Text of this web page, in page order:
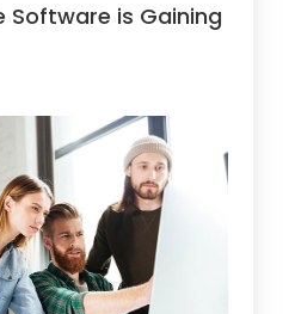
Software is Gaining